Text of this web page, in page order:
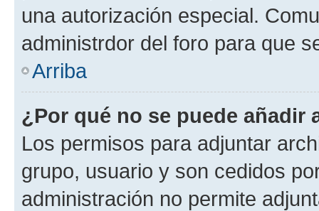
una autorización especial.
administrdor del foro para que
Arriba
¿Por qué no se puede añadir
Los permisos para adjuntar
grupo, usuario y son cedidos
administración no permite